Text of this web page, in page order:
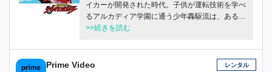
イカーが開発された時代。子供が運転技術を学べ
るアルカディア学園に通う少年轟駆流は、ある
日、人類を救う「選ばれしドライバー」であるこ
ッターを託された！
>>続きを読む
Prime Video レンタル